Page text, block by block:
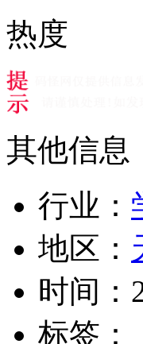
热度
其他信息
行业：
地区：
时间：
标签：